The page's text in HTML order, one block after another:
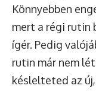
Könnyebben
mert a régi rutin
ígér. Pedig
rutin már nem
késlelteted az